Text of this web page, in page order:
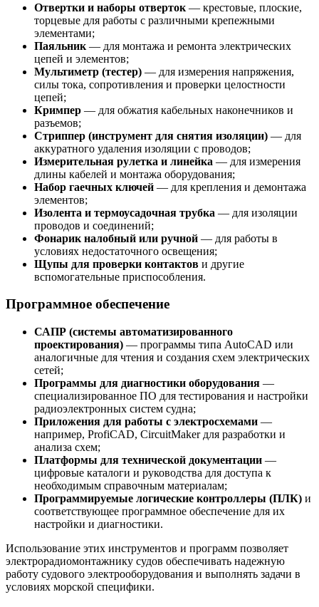
Отвертки и наборы отверток — крестовые, плоские,
торцевые для работы с различными крепежными
элементами;
Паяльник — для монтажа и ремонта электрических
цепей и элементов;
Мультиметр (тестер) — для измерения напряжения,
силы тока, сопротивления и проверки целостности
цепей;
Кримпер — для обжатия кабельных наконечников и
разъемов;
Стриппер (инструмент для снятия изоляции) — для
аккуратного удаления изоляции с проводов;
Измерительная рулетка и линейка — для измерения
длины кабелей и монтажа оборудования;
Набор гаечных ключей — для крепления и демонтажа
элементов;
Изолента и термоусадочная трубка — для изоляции
проводов и соединений;
Фонарик налобный или ручной — для работы в
условиях недостаточного освещения;
Щупы для проверки контактов и другие
вспомогательные приспособления.
Программное обеспечение
САПР (системы автоматизированного
проектирования) — программы типа AutoCAD или
аналогичные для чтения и создания схем электрических
сетей;
Программы для диагностики оборудования —
специализированное ПО для тестирования и настройки
радиоэлектронных систем судна;
Приложения для работы с электросхемами —
например, ProfiCAD, CircuitMaker для разработки и
анализа схем;
Платформы для технической документации —
цифровые каталоги и руководства для доступа к
необходимым справочным материалам;
Программируемые логические контроллеры (ПЛК) и
соответствующее программное обеспечение для их
настройки и диагностики.
Использование этих инструментов и программ позволяет
электрорадиомонтажнику судов обеспечивать надежную
работу судового электрооборудования и выполнять задачи в
условиях морской специфики.